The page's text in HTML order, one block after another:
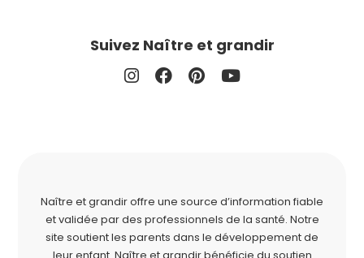
Suivez Naître et grandir
Naître et grandir offre une source d’information fiable
et validée par des professionnels de la santé. Notre
site soutient les parents dans le développement de